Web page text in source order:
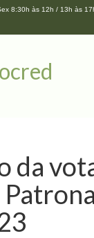
8:30h às 12h / 13h às
da